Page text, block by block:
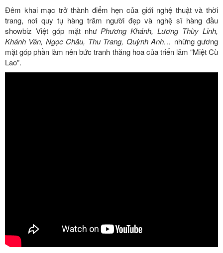
Đêm khai mạc trở thành điểm hẹn của giới nghệ thuật và thời
trang, nơi quy tụ hàng trăm người đẹp và nghệ sĩ hàng đầu
showbiz Việt góp mặt như Phương Khánh, Lương Thùy Linh,
Khánh Vân, Ngọc Châu, Thu Trang, Quỳnh Anh… những gương
mặt góp phần làm nên bức tranh thăng hoa của triển lãm “Miệt Cù
Lao”.